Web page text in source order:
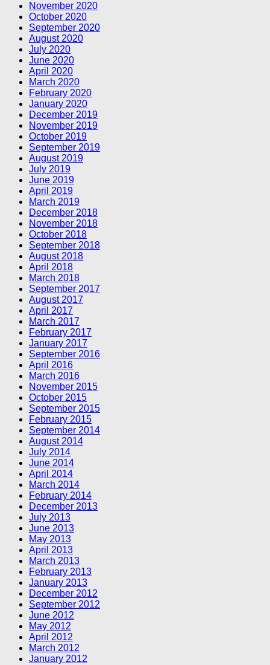
November 2020
October 2020
September 2020
August 2020
July 2020
June 2020
April 2020
March 2020
February 2020
January 2020
December 2019
November 2019
October 2019
September 2019
August 2019
July 2019
June 2019
April 2019
March 2019
December 2018
November 2018
October 2018
September 2018
August 2018
April 2018
March 2018
September 2017
August 2017
April 2017
March 2017
February 2017
January 2017
September 2016
April 2016
March 2016
November 2015
October 2015
September 2015
February 2015
September 2014
August 2014
July 2014
June 2014
April 2014
March 2014
February 2014
December 2013
July 2013
June 2013
May 2013
April 2013
March 2013
February 2013
January 2013
December 2012
September 2012
June 2012
May 2012
April 2012
March 2012
January 2012